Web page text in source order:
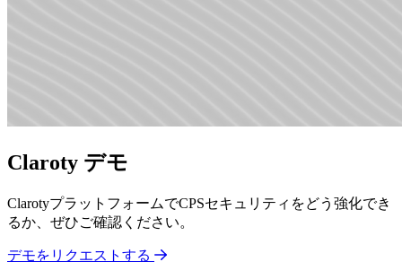
Claroty デモ
ClarotyプラットフォームでCPSセキュリティをどう強化でき
るか、ぜひご確認ください。
デモをリクエストする